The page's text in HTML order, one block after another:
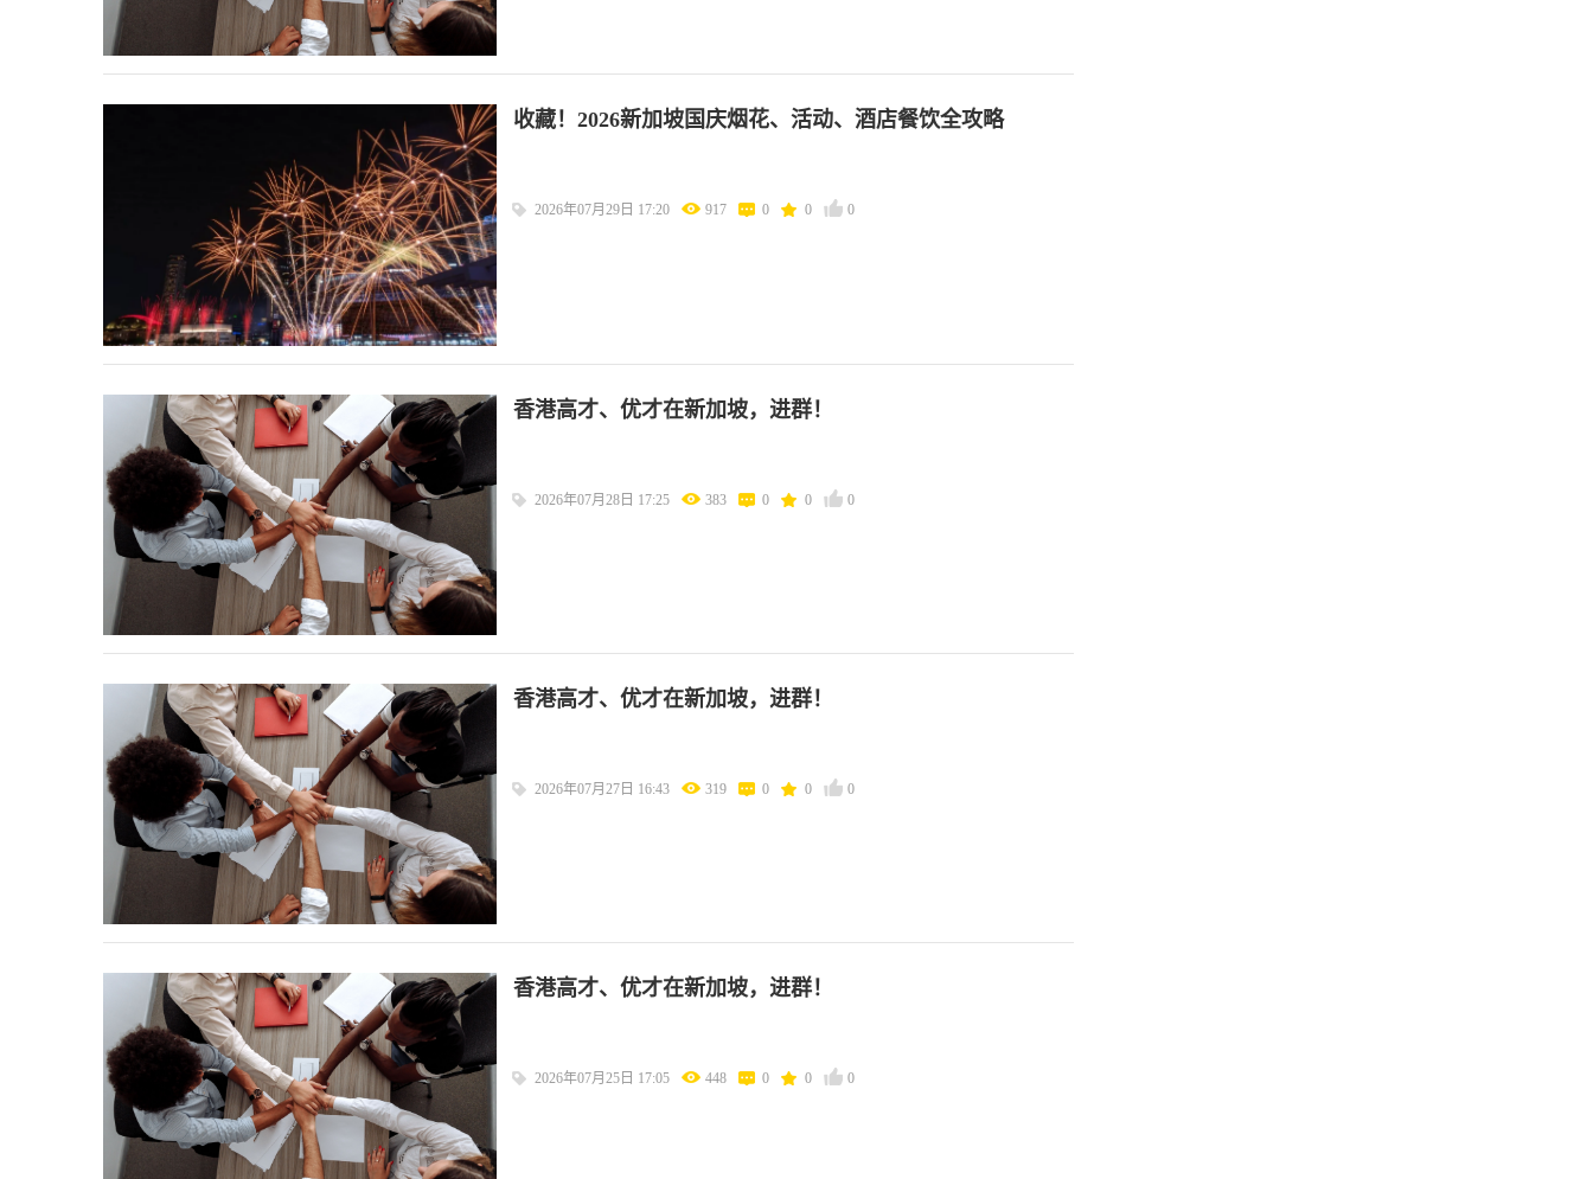
收藏！2026新加坡国庆烟花、活动、酒店餐饮全攻略
2026年07月29日 17:20 917 0 0 0
香港高才、优才在新加坡，进群！
2026年07月28日 17:25 383 0 0 0
香港高才、优才在新加坡，进群！
2026年07月27日 16:43 319 0 0 0
香港高才、优才在新加坡，进群！
2026年07月25日 17:05 448 0 0 0